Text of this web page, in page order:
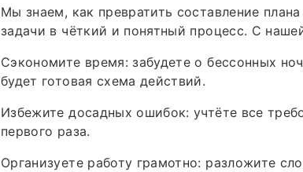
Мы знаем, как превратить составление
задачи в чёткий и понятный процесс. С
Сэкономите время: забудете о бессонных
будет готовая схема действий.
Избежите досадных ошибок: учтёте все
первого раза.
Организуете работу грамотно: разложите